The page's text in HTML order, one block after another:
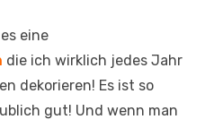
eine
die ich wirklich jedes Jahr
dekorieren! Es ist so
gut! Und wenn man